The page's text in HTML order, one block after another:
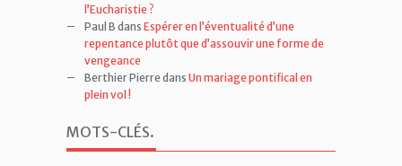
l’Eucharistie ?
Paul B dans Espérer en l’éventualité d’une
repentance plutôt que d’assouvir une forme de
vengeance
Berthier Pierredans Un mariage pontifical en
plein vol !
MOTS-CLÉS.